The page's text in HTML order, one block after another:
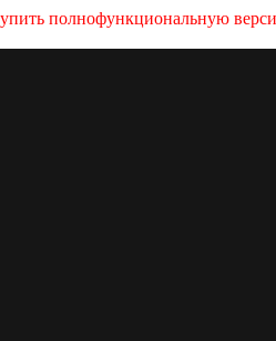
полнофункциональную